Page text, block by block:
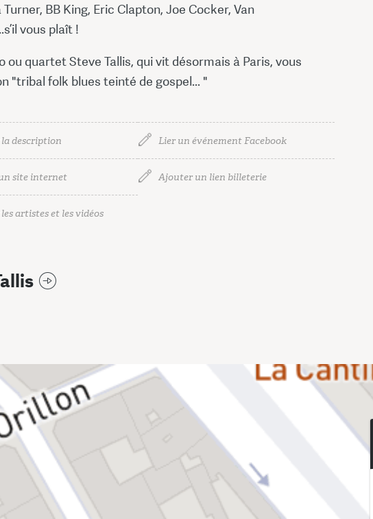
Turner, BB King, Eric Clapton, Joe Cocker, Van
vous plaît !
ou quartet Steve Tallis, qui vit désormais à Paris, vous
"tribal folk blues teinté de gospel... "
description Lier un événement Facebook
site internet Ajouter un lien billeterie
artistes et les vidéos